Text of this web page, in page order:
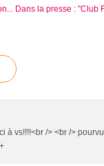
Dans la presse : "Club
à vs!!!!<br /> <br />